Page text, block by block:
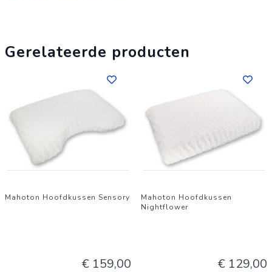
Gerelateerde producten
Mahoton Hoofdkussen Sensory
€ 159,00
Mahoton Hoofdkussen
Nightflower
€ 129,00